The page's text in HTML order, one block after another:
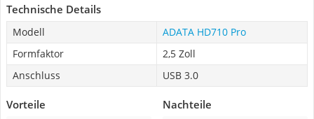
Technische Details
Modell
ADATA HD710 Pro
Formfaktor
2,5 Zoll
Anschluss
USB 3.0
Vorteile Nachteile